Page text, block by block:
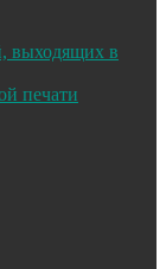
выходящих в
печати